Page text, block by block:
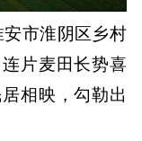
市淮阴区乡村
片麦田长势喜
相映，勾勒出